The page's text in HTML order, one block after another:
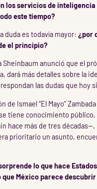
los servicios de
este tiempo?
duda es todavía mayor:¿por
el principio?
Sheinbaum anunció que el
dará más detalles sobre la
las dudas que hoy
de Ismael “El Mayo”
tiene conocimiento público,
hace más de tres
prioritario un asunto,
lo que hace
México parece